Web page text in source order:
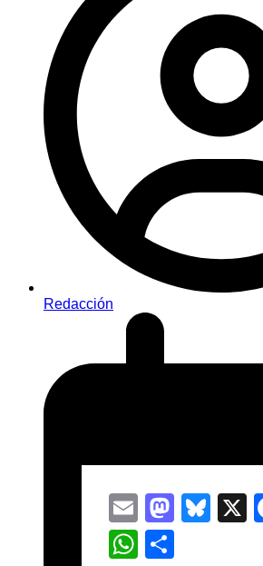
Redacción
Email MastodonBluesky
X
WhatsApp